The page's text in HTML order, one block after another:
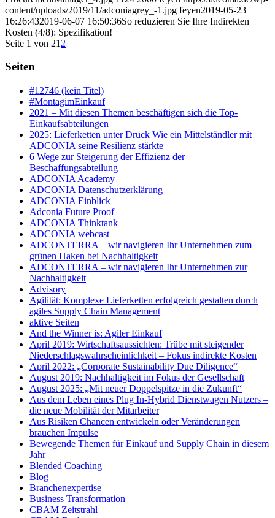
content/uploads/2019/11/adconiagrey_-1.jpg feyen2019-05-23
16:26:432019-06-07 16:50:36So reduzieren Sie Ihre Indirekten
Kosten (4/8): Spezifikation!
Seite 1 von 21 2
Seiten
#12746 (kein Titel)
#MontagimEinkauf
2021 – Mit diesen Themen beschäftigen sich die Top-
Einkaufsabteilungen
2025: Lieferketten unter Druck Wie ein Mittelständler mit
ADCONIA seine Resilienz stärkte
6 Wege zur Steigerung der Effizienz der
Beschaffungsabteilung
ADCONIA Academy
ADCONIA Datenschutzerklärung
ADCONIA Einblick
Adconia Future Proof
ADCONIA Thinktank
ADCONIA webcast
ADCONTERRA – wir navigieren Ihr Unternehmen zum
grünen Haken bei Nachhaltigkeit
ADCONTERRA – wir navigieren Ihr Unternehmen zur
Nachhaltigkeit
Advisory
Agilität: Komplexe Lieferketten erfolgreich gestalten durch
agiles Supply Chain Management
aktive Seiten
And the Winner is: Agiler Einkauf
April 2019: Wirtschaftsaussichten: Trübe mit steigender
Niederschlagswahrscheinlichkeit – Fokus indirekte Kosten
April 2022: „Corporate Sustainability Due Diligence“
August 2019: Nachhaltigkeit im Fokus der Gesellschaft
August 2025: „Mit neuer Doppelspitze in die Zukunft“
Aus dem Leben eines Plug In-Hybrid Dienstwagen Nutzers –
die neue Mobilität der Mitarbeiter
Aus Risiken Chancen entwickeln oder Veränderungen
brauchen Impulse
Bewegende Themen für Einkauf und Supply Chain in diesem
Jahr
Blended Coaching
Blog
Branchenexpertise
Business Transformation
CBAM Zeitstrahl